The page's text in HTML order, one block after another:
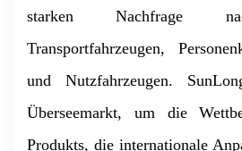
starken Nachfrage
Transportfahrzeugen,
und Nutzfahrzeugen.
Überseemarkt, um die
Produkts, die internationale